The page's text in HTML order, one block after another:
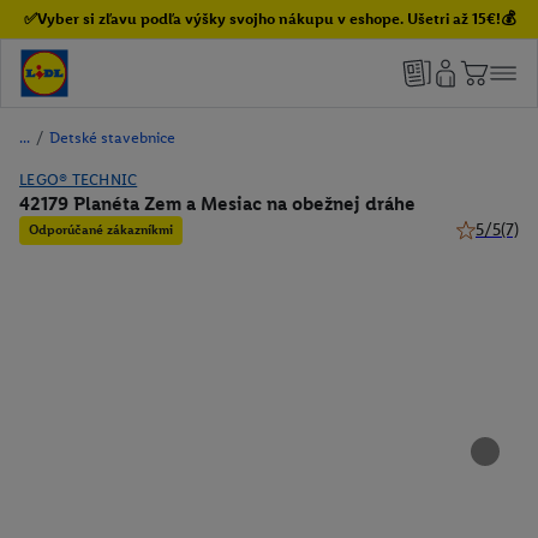
✅Vyber si zľavu podľa výšky svojho nákupu v eshope. Ušetri až 15€!💰
/ Detské stavebnice
LEGO® TECHNIC
42179 Planéta Zem a Mesiac na obežnej dráhe
Odporúčané zákazníkmi 5/5(7)